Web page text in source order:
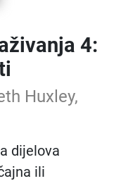
4:
Huxley,
dijelova
ili